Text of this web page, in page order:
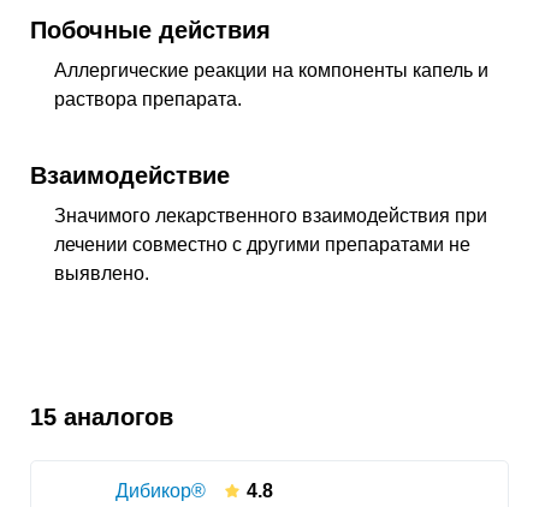
Побочные действия
Аллергические реакции на компоненты капель и
раствора препарата.
Взаимодействие
Значимого лекарственного взаимодействия при
лечении совместно с другими препаратами не
выявлено.
15 аналогов
Дибикор® 4.8